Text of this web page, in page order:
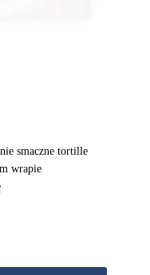
smaczne tortille
wrapie